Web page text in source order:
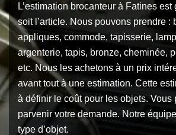
L’estimation brocanteur à Fatines
soit l’article. Nous pouvons prendre :
appliques, commode, tapisserie,
argenterie, tapis, bronze, cheminée,
etc. Nous les achetons à un prix
avant tout à une estimation. Cette
à définir le coût pour les objets. Vous
parvenir votre demande. Notre
type d’objet.